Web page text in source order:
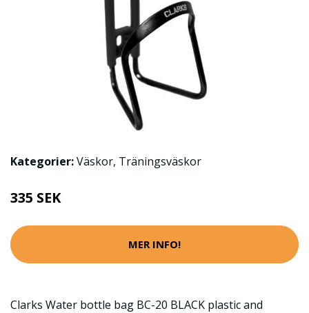
Kategorier:Väskor, Träningsväskor
335 SEK
MER INFO!
Clarks Water bottle bag BC-20 BLACK plastic and